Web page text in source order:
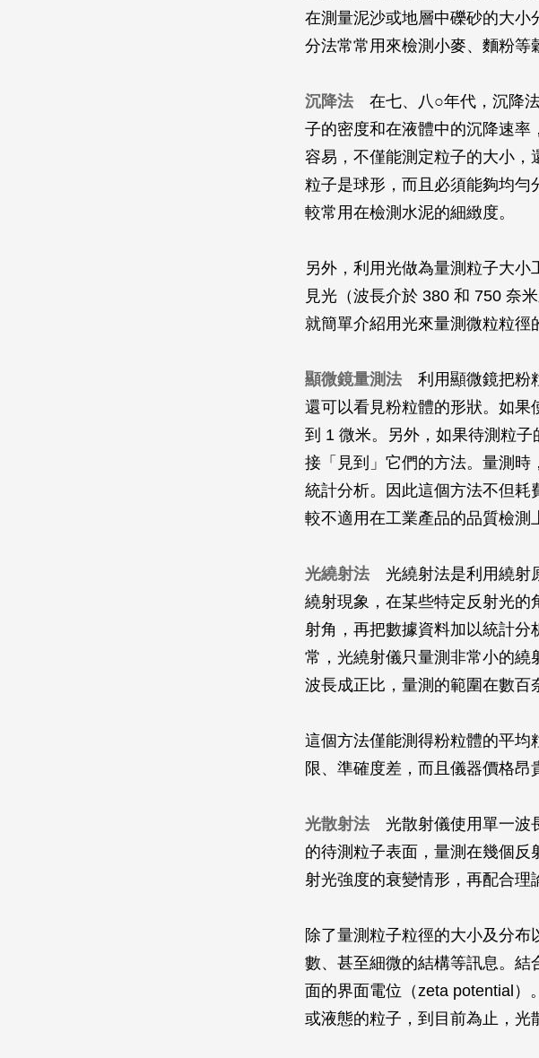
在測量泥沙或地層中礫砂的大小
分法常常用來檢測小麥、麵粉等
沉降法在七、八○年代，沉降法
子的密度和在液體中的沉降速
容易，不僅能測定粒子的大小，
粒子是球形，而且必須能夠均
較常用在檢測水泥的細緻度。
另外，利用光做為量測粒子大
見光（波長介於 380 和 750 奈
就簡單介紹用光來量測微粒粒徑
顯微鏡量測法利用顯微鏡把粉
還可以看見粉粒體的形狀。如
到 1 微米。另外，如果待測粒
接「見到」它們的方法。量測時
統計分析。因此這個方法不但耗
較不適用在工業產品的品質檢測
光繞射法光繞射法是利用繞射
繞射現象，在某些特定反射光
射角，再把數據資料加以統計分
常，光繞射儀只量測非常小的
波長成正比，量測的範圍在數百
這個方法僅能測得粉粒體的平
限、準確度差，而且儀器價格昂
光散射法光散射儀使用單一波
的待測粒子表面，量測在幾個反
射光強度的衰變情形，再配合理
除了量測粒子粒徑的大小及分
數、甚至細微的結構等訊息。結
面的界面電位（zeta potential）
或液態的粒子，到目前為止，光